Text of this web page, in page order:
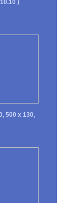
)
500 х 130,